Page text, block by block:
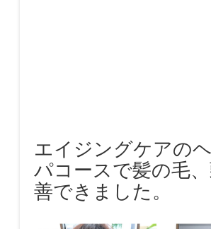
エイジングケアの
パコースで髪の毛
善できました。